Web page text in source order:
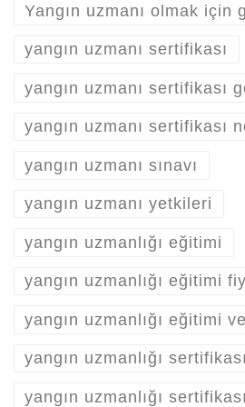
Yangın uzmanı olmak için
yangın uzmanı sertifikası
yangın uzmanı sertifikası
yangın uzmanı sertifikası
yangın uzmanı sınavı
yangın uzmanı yetkileri
yangın uzmanlığı eğitimi
yangın uzmanlığı eğitimi
yangın uzmanlığı eğitimi
yangın uzmanlığı
yangın uzmanlığı